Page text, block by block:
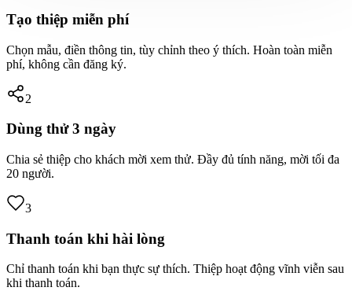
Tạo thiệp miễn phí
Chọn mẫu, điền thông tin, tùy chỉnh theo ý thích. Hoàn toàn miễn
phí, không cần đăng ký.
2
Dùng thử 3 ngày
Chia sẻ thiệp cho khách mời xem thử. Đầy đủ tính năng, mời tối đa
20 người.
3
Thanh toán khi hài lòng
Chỉ thanh toán khi bạn thực sự thích. Thiệp hoạt động vĩnh viễn sau
khi thanh toán.